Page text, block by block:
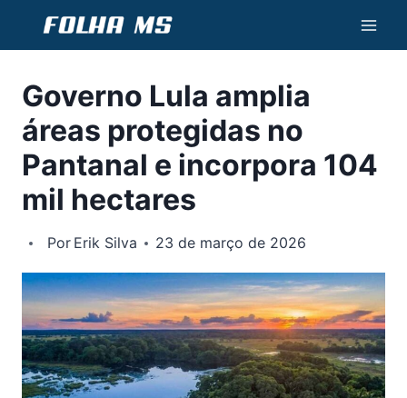
Conteúdo
Governo Lula amplia
áreas protegidas no
Pantanal e incorpora 104
mil hectares
Por Erik Silva 23 de março de 2026